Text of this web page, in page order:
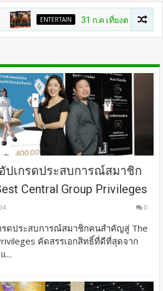
ENTERTAIN 31 ก.ค เที่ยงตรง กดบัตรให้ทั
อัปเกรดประสบการณ์สมาชิก
Central Group Privileges
0
รดประสบการณ์สมาชิกคนสำคัญสู่ The
คัดสรรเอกสิทธิ์ที่ดีที่สุดจาก
...